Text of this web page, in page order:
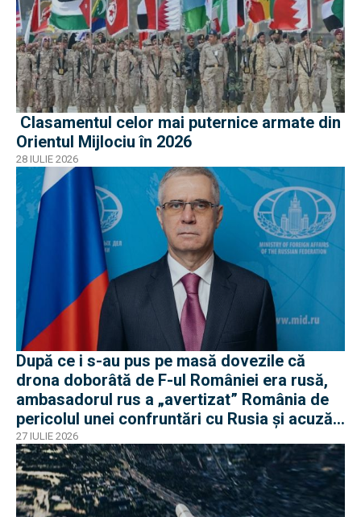
Clasamentul celor mai puternice armate din
Orientul Mijlociu în 2026
28 IULIE 2026
După ce i s-au pus pe masă dovezile că
drona doborâtă de F-ul României era rusă,
ambasadorul rus a „avertizat” România de
pericolul unei confruntări cu Rusia și acuză
o „înscenare propagandistă”
27 IULIE 2026